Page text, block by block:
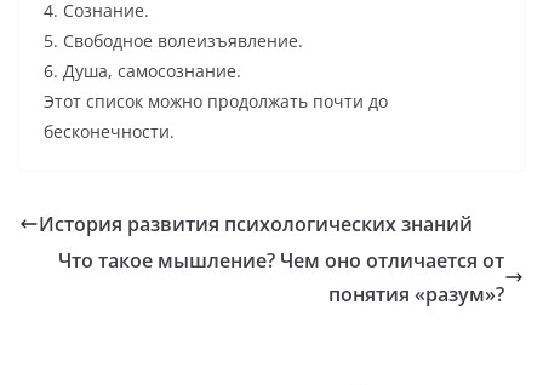
4. Сознание.
5. Свободное волеизъявление.
6. Душа, самосознание.
Этот список можно продолжать почти до
бесконечности.
История развития психологических знаний
Что такое мышление? Чем оно отличается от
понятия «разум»?